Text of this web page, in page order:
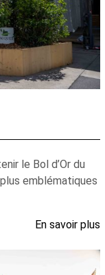
le Bol d’Or du
emblématiques
En savoir plus